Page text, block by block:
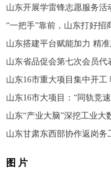
山东开展学雷锋志愿服务活
“一把手”靠前，山东打好招
山东搭建平台赋能加力 精
山东省品促会第七次会员代
山东16市重大项目集中开工
山东16市大项目：“同轨竞
山东“产业大脑”深挖工业大
山东甘肃东西部协作返岗务
图 片